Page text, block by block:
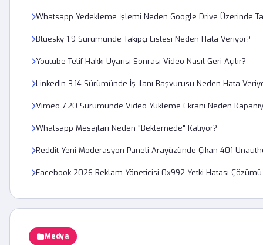
Medya
Whatsapp Yedekleme İşlemi Neden Google Drive Üzerinde
Bluesky 1.9 Sürümünde Takipçi Listesi Neden Hata Veriyor?
Youtube Telif Hakkı Uyarısı Sonrası Video Nasıl Geri Açılır?
LinkedIn 3.14 Sürümünde İş İlanı Başvurusu Neden Hata
Vimeo 7.20 Sürümünde Video Yükleme Ekranı Neden
Whatsapp Mesajları Neden "Beklemede" Kalıyor?
Reddit Yeni Moderasyon Paneli Arayüzünde Çıkan 401
Facebook 2026 Reklam Yöneticisi 0x992 Yetki Hatası